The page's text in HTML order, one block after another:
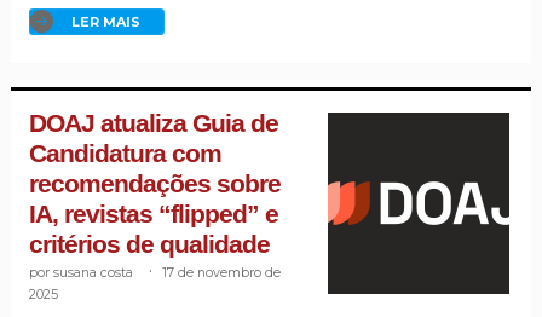
LER MAIS
DOAJ atualiza Guia de
Candidatura com
recomendações sobre
IA, revistas “flipped” e
critérios de qualidade
susana costa
17 de novembro de
2025